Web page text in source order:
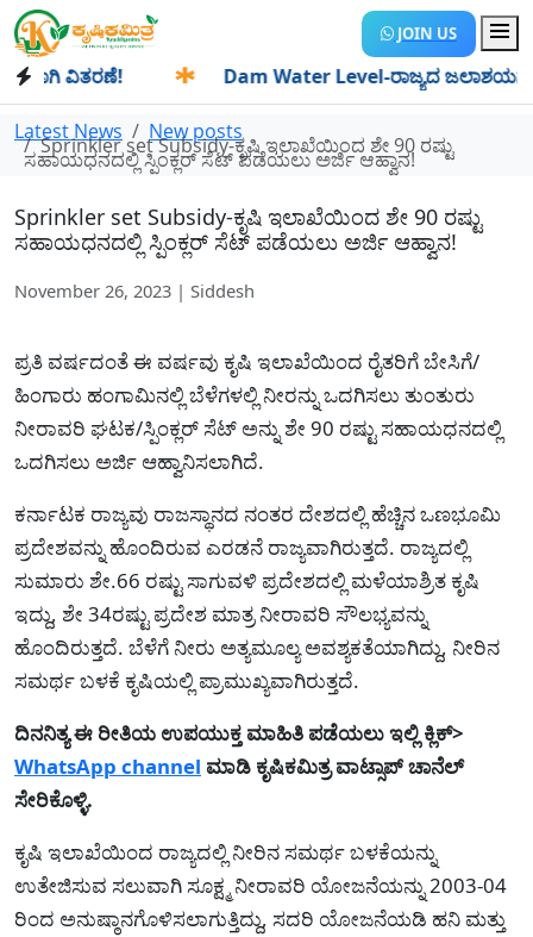
JOIN US
ವಿತರಣೆ! Dam Water Level-ರಾಜ್ಯದ ಜಲಾಶಯಗಳಿಗೆ
Latest News New posts
Sprinkler set Subsidy-ಕೃಷಿ ಇಲಾಖೆಯಿಂದ ಶೇ 90 ರಷ್ಟು
ಸಹಾಯಧನದಲ್ಲಿ ಸ್ಪಿಂಕ್ಲರ್ ಸೆಟ್ ಪಡೆಯಲು ಅರ್ಜಿ ಆಹ್ವಾನ!
Sprinkler set Subsidy-ಕೃಷಿ ಇಲಾಖೆಯಿಂದ ಶೇ 90 ರಷ್ಟು
ಸಹಾಯಧನದಲ್ಲಿ ಸ್ಪಿಂಕ್ಲರ್ ಸೆಟ್ ಪಡೆಯಲು ಅರ್ಜಿ ಆಹ್ವಾನ!
November 26, 2023 | Siddesh
ಪ್ರತಿ ವರ್ಷದಂತೆ ಈ ವರ್ಷವು ಕೃಷಿ ಇಲಾಖೆಯಿಂದ ರೈತರಿಗೆ ಬೇಸಿಗೆ/
ಹಿಂಗಾರು ಹಂಗಾಮಿನಲ್ಲಿ ಬೆಳೆಗಳಲ್ಲಿ ನೀರನ್ನು ಒದಗಿಸಲು ತುಂತುರು
ನೀರಾವರಿ ಘಟಕ/ಸ್ಪಿಂಕ್ಲರ್ ಸೆಟ್ ಅನ್ನು ಶೇ 90 ರಷ್ಟು ಸಹಾಯಧನದಲ್ಲಿ
ಒದಗಿಸಲು ಅರ್ಜಿ ಆಹ್ವಾನಿಸಲಾಗಿದೆ.
ಕರ್ನಾಟಕ ರಾಜ್ಯವು ರಾಜಸ್ಥಾನದ ನಂತರ ದೇಶದಲ್ಲಿ ಹೆಚ್ಚಿನ ಒಣಭೂಮಿ
ಪ್ರದೇಶವನ್ನು ಹೊಂದಿರುವ ಎರಡನೆ ರಾಜ್ಯವಾಗಿರುತ್ತದೆ. ರಾಜ್ಯದಲ್ಲಿ
ಸುಮಾರು ಶೇ.66 ರಷ್ಟು ಸಾಗುವಳಿ ಪ್ರದೇಶದಲ್ಲಿ ಮಳೆಯಾಶ್ರಿತ ಕೃಷಿ
ಇದ್ದು, ಶೇ 34ರಷ್ಟು ಪ್ರದೇಶ ಮಾತ್ರ ನೀರಾವರಿ ಸೌಲಭ್ಯವನ್ನು
ಹೊಂದಿರುತ್ತದೆ. ಬೆಳೆಗೆ ನೀರು ಅತ್ಯಮೂಲ್ಯ ಅವಶ್ಯಕತೆಯಾಗಿದ್ದು, ನೀರಿನ
ಸಮರ್ಥ ಬಳಕೆ ಕೃಷಿಯಲ್ಲಿ ಪ್ರಾಮುಖ್ಯವಾಗಿರುತ್ತದೆ.
ದಿನನಿತ್ಯ ಈ ರೀತಿಯ ಉಪಯುಕ್ತ ಮಾಹಿತಿ ಪಡೆಯಲು ಇಲ್ಲಿ ಕ್ಲಿಕ್>
WhatsApp channel ಮಾಡಿ ಕೃಷಿಕಮಿತ್ರ ವಾಟ್ಸಾಪ್ ಚಾನೆಲ್
ಸೇರಿಕೊಳ್ಳಿ.
ಕೃಷಿ ಇಲಾಖೆಯಿಂದ ರಾಜ್ಯದಲ್ಲಿ ನೀರಿನ ಸಮರ್ಥ ಬಳಕೆಯನ್ನು
ಉತೇಜಿಸುವ ಸಲುವಾಗಿ ಸೂಕ್ಷ್ಮ ನೀರಾವರಿ ಯೋಜನೆಯನ್ನು 2003-04
ರಿಂದ ಅನುಷ್ಠಾನಗೊಳಿಸಲಾಗುತ್ತಿದ್ದು, ಸದರಿ ಯೋಜನೆಯಡಿ ಹನಿ ಮತ್ತು